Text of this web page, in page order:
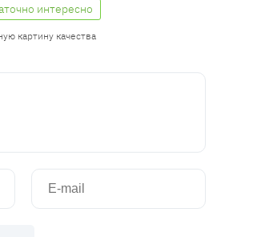
интересно
картину качества